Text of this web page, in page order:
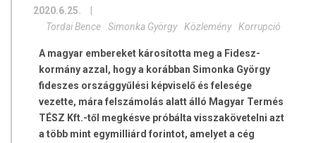
2020.6.25.
Tordai Bence
Simonka György Közlemény Korrupció
A magyar embereket károsította meg a Fidesz-
kormány azzal, hogy a korábban Simonka György
fideszes országgyűlési képviselő és felesége
vezette, mára felszámolás alatt álló Magyar Termés
TÉSZ Kft.-től megkésve próbálta visszakövetelni azt
a több mint egymilliárd forintot, amelyet a cég